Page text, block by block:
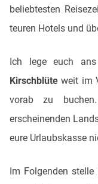
beliebtesten
teuren Hotels und
Ich lege euch
Kirschblüteweit im
vorab zu
erscheinenden
eure Urlaubskasse
Im Folgenden